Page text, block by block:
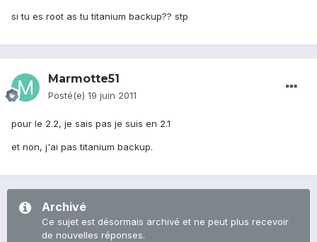
si tu es root as tu titanium backup?? stp
Marmotte51
Posté(e) 19 juin 2011
pour le 2.2, je sais pas je suis en 2.1
et non, j'ai pas titanium backup.
Archivé
Ce sujet est désormais archivé et ne peut plus recevoir
de nouvelles réponses.